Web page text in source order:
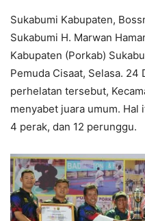
Sukabumi Kabupaten,
Sukabumi H. Marwan
Kabupaten (Porkab)
Pemuda Cisaat, Selasa. 24
perhelatan tersebut,
menyabet juara umum. Hal
4 perak, dan 12 perunggu.